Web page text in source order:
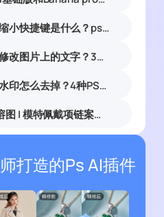
PS放大缩小快捷键是什么？ps怎么把图片拉大拉小？
PS怎么修改图片上的文字？3种无痕改字方法，新手也能搞定
PS图片水印怎么去掉？4种PS去水印方法教程无痕去除各类图片水印
AI高级溶图 | 模特佩戴项链案例展示
打造的Ps AI插件